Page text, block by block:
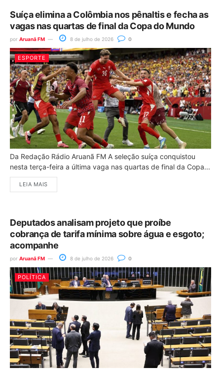
Suíça elimina a Colômbia nos pênaltis e fecha as
vagas nas quartas de final da Copa do Mundo
por Aruanã FM 8 de julho de 2026 0
ESPORTE
Da Redação Rádio Aruanã FM A seleção suíça conquistou
nesta terça-feira a última vaga nas quartas de final da Copa...
LEIA MAIS
Deputados analisam projeto que proíbe
cobrança de tarifa mínima sobre água e esgoto;
acompanhe
por Aruanã FM 8 de julho de 2026 0
POLÍTICA